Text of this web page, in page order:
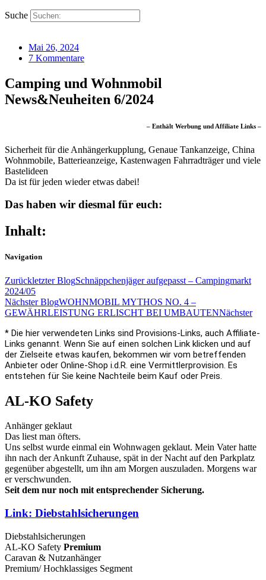
Suche
Mai 26, 2024
7 Kommentare
Camping und Wohnmobil
News&Neuheiten 6/2024
– Enthält Werbung und Affiliate Links –
Sicherheit für die Anhängerkupplung, Genaue Tankanzeige, China
Wohnmobile, Batterieanzeige, Kastenwagen Fahrradträger und viele
Bastelideen
Da ist für jeden wieder etwas dabei!
Das haben wir diesmal für euch:​
Inhalt:
Navigation
Zurückletzter BlogSchnäppchenjäger aufgepasst – Campingmarkt
2024/05
Nächster BlogWOHNMOBIL MYTHOS NO. 4 –
GEWÄHRLEISTUNG ERLISCHT BEI UMBAUTENNächster
* Die hier verwendeten Links sind Provisions-Links, auch Affiliate-
Links genannt. Wenn Sie auf einen solchen Link klicken und auf
der Zielseite etwas kaufen, bekommen wir vom betreffenden
Anbieter oder Online-Shop i.d.R. eine Vermittlerprovision. Es
entstehen für Sie keine Nachteile beim Kauf oder Preis.
AL-KO Safety
Anhänger geklaut
Das liest man öfters.
Uns selbst wurde einmal ein Wohnwagen geklaut. Mein Vater hatte
ihn nach der Ankunft Zuhause, spät in der Nacht auf den Parkplatz
gegenüber abgestellt, um ihn am Morgen auszuladen. Morgens war
er verschwunden.
Seit dem nur noch mit entsprechender Sicherung.
Link: Diebstahlsicherungen
Diebstahlsicherungen
AL-KO Safety Premium
Caravan & Nutzanhänger
Premium/ Hochklassiges Segment